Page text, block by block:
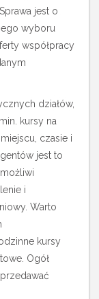
jest o
wyboru
współpracy
działów,
kursy na
czasie i
jest to
i
Warto
kursy
Ogół